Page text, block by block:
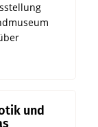
und